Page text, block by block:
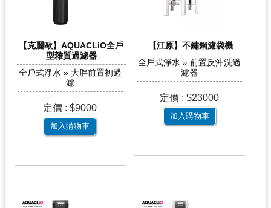
【克麗歐】AQUACLiO全戶
型雜質過濾器
全戶式淨水 » 大胖前置初過
濾
定價 : $9000
加入購物車
【江原】不鏽鋼濾袋機
全戶式淨水 » 前置反沖洗過
濾器
定價 : $23000
加入購物車